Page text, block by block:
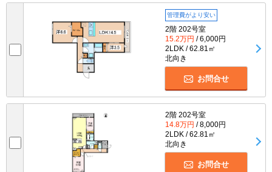
管理費がより安い
2階 202号室
15.2万円 / 6,000円
2LDK / 62.81㎡
北向き
お問合せ
2階 202号室
14.8万円 / 8,000円
2LDK / 62.81㎡
北向き
お問合せ